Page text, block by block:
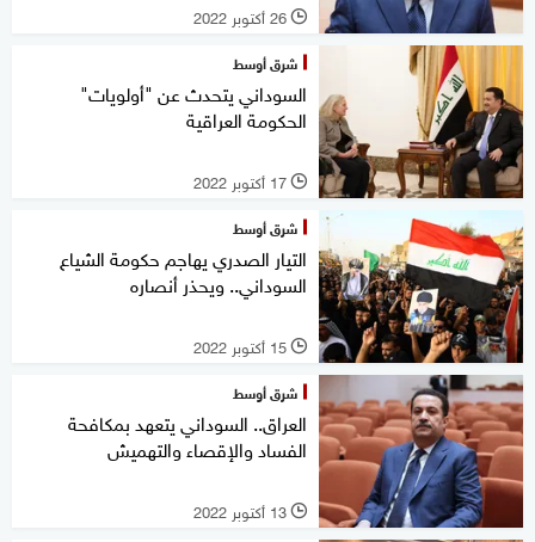
l 26 أكتوبر 2022
شرق أوسط
السوداني يتحدث عن "أولويات"
الحكومة العراقية
l 17 أكتوبر 2022
شرق أوسط
التيار الصدري يهاجم حكومة الشياع
السوداني.. ويحذر أنصاره
l 15 أكتوبر 2022
شرق أوسط
العراق.. السوداني يتعهد بمكافحة
الفساد والإقصاء والتهميش
l 13 أكتوبر 2022